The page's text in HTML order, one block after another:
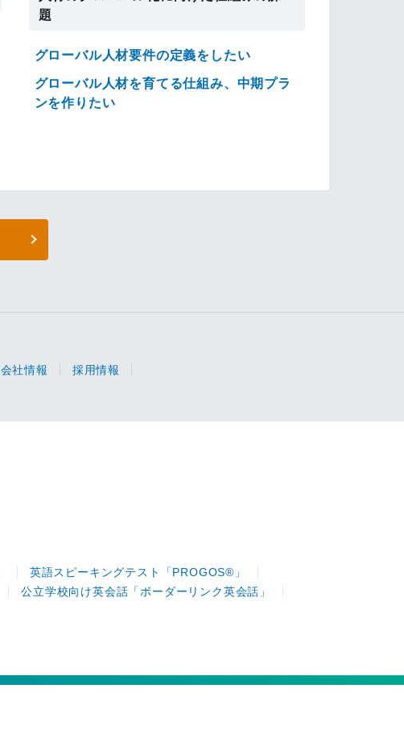
題
グローバル人材要件の定義をしたい
グローバル人材を育てる仕組み、中期プラ
ンを作りたい
会社情報
採用情報
英語スピーキングテスト「PROGOS®」
公立学校向け英会話「ボーダーリンク英会話」